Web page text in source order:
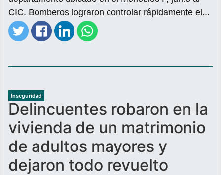
CIC. Bomberos lograron controlar rápidamente el...
Inseguridad
Delincuentes robaron en la
vivienda de un matrimonio
de adultos mayores y
dejaron todo revuelto